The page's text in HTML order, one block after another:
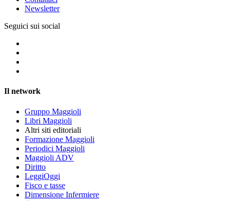
Newsletter
Seguici sui social
Il network
Gruppo Maggioli
Libri Maggioli
Altri siti editoriali
Formazione Maggioli
Periodici Maggioli
Maggioli ADV
Diritto
LeggiOggi
Fisco e tasse
Dimensione Infermiere